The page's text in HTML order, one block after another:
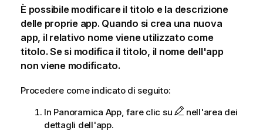
È possibile modificare il titolo e la descrizione
delle proprie app. Quando si crea una nuova
app, il relativo nome viene utilizzato come
titolo. Se si modifica il titolo, il nome dell'app
non viene modificato.
Procedere come indicato di seguito:
In Panoramica App, fare clic su
nell'area dei
dettagli dell'app.